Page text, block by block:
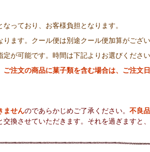
っており、お客様負担となります。
ます。クール便は別途クール便加算がござい
が可能です。時間は下記よりお選びください
ご注文の商品に菓子類を含む場合は、ご注文
ませんのであらかじめご了承ください。 不良
交換させていただきます。それを過ぎますと